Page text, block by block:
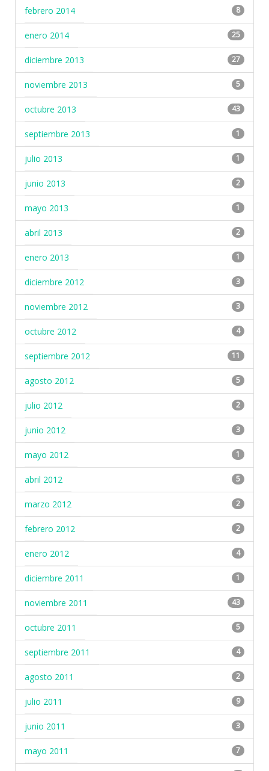
febrero 2014 8
enero 2014 25
diciembre 2013 27
noviembre 2013 5
octubre 2013 43
septiembre 2013 1
julio 2013 1
junio 2013 2
mayo 2013 1
abril 2013 2
enero 2013 1
diciembre 2012 3
noviembre 2012 3
octubre 2012 4
septiembre 2012 11
agosto 2012 5
julio 2012 2
junio 2012 3
mayo 2012 1
abril 2012 5
marzo 2012 2
febrero 2012 2
enero 2012 4
diciembre 2011 1
noviembre 2011 43
octubre 2011 5
septiembre 2011 4
agosto 2011 2
julio 2011 9
junio 2011 3
mayo 2011 7